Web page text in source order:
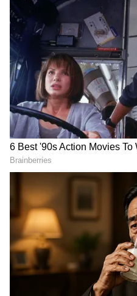
గూగుల్‌లో ఆసక్తికరమైన
ను మీ ఫ్రిఫర్డ్
2
4